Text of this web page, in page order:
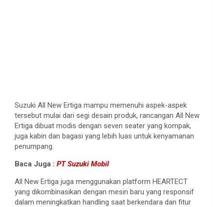
Suzuki All New Ertiga mampu memenuhi aspek-aspek
tersebut mulai dari segi desain produk, rancangan All New
Ertiga dibuat modis dengan seven seater yang kompak,
juga kabin dan bagasi yang lebih luas untuk kenyamanan
penumpang.
Baca Juga : PT Suzuki Mobil
All New Ertiga juga menggunakan platform HEARTECT
yang dikombinasikan dengan mesin baru yang responsif
dalam meningkatkan handling saat berkendara dan fitur